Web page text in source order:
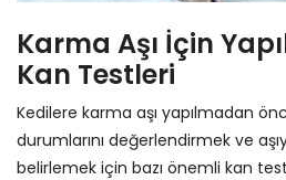
Karma Aşı İçin
Kan Testleri
Kedilere karma aşı yapılmadan
durumlarını değerlendirmek ve
belirlemek için bazı önemli kan